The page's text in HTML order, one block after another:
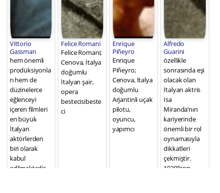
Vittorio
Gassman
hem önemli
prodüksiyonla
rı hem de
düzinelerce
eğlenceyi
içeren filmleri
en büyük
İtalyan
aktörlerden
biri olarak
kabul
edilmektedir.
Felice Romani
Felice Romani;
Cenova, İtalya
doğumlu
İtalyan şair,
opera
bestecisibeste
ci
Enrique
Piñeyro
Enrique
Piñeyro;
Cenova, İtalya
doğumlu
Arjantinli uçak
pilotu,
oyuncu,
yapımcı
Alfredo
Guarini
özellikle
sonrasında eşi
olacak olan
İtalyan aktris
Isa
Miranda’nın
kariyerinde
önemli bir rol
oynamasıyla
dikkatleri
çekmiştir.
1930’ların